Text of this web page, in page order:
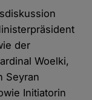
der
Woelki,
Seyran
Initiatorin